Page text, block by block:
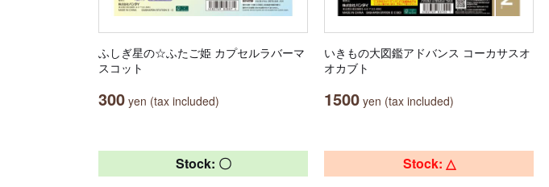
ふしぎ星の☆ふたご姫 カプセルラバーマ
スコット
300 yen (tax included)
いきもの大図鑑アドバンス コーカサスオ
オカブト
1500 yen (tax included)
Stock: 〇 Stock: △